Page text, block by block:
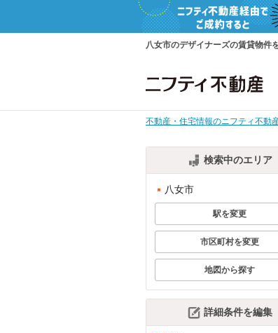
八女市のデザイナーズの賃貸物件
不動産・住宅情報のニフティ不動
検索中のエリア
八女市
駅を変更
市区町村を変更
地図から探す
詳細条件を編集